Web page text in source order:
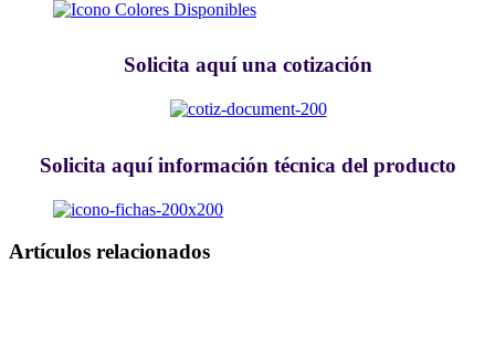
Solicita aquí una cotización
Solicita aquí información técnica del producto
Artículos relacionados